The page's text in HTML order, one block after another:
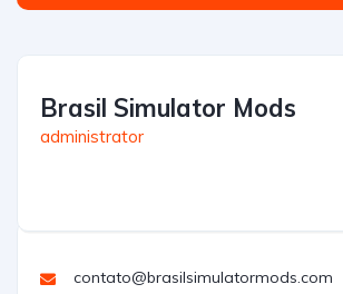
Brasil Simulator Mods
administrator
contato@brasilsimulatormods.com